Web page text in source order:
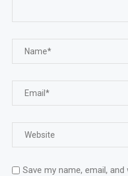
Save my name, email,